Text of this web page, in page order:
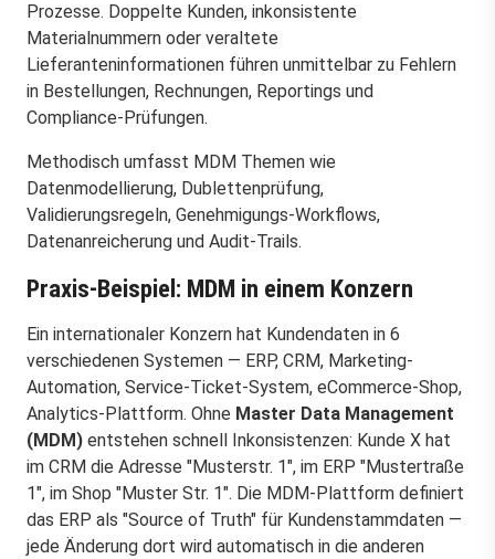
Prozesse. Doppelte Kunden, inkonsistente
Materialnummern oder veraltete
Lieferanteninformationen führen unmittelbar zu Fehlern
in Bestellungen, Rechnungen, Reportings und
Compliance-Prüfungen.
Methodisch umfasst MDM Themen wie
Datenmodellierung, Dublettenprüfung,
Validierungsregeln, Genehmigungs-Workflows,
Datenanreicherung und Audit-Trails.
Praxis-Beispiel: MDM in einem Konzern
Ein internationaler Konzern hat Kundendaten in 6
verschiedenen Systemen — ERP, CRM, Marketing-
Automation, Service-Ticket-System, eCommerce-Shop,
Analytics-Plattform. Ohne Master Data Management
(MDM) entstehen schnell Inkonsistenzen: Kunde X hat
im CRM die Adresse "Musterstr. 1", im ERP "Mustertraße
1", im Shop "Muster Str. 1". Die MDM-Plattform definiert
das ERP als "Source of Truth" für Kundenstammdaten —
jede Änderung dort wird automatisch in die anderen